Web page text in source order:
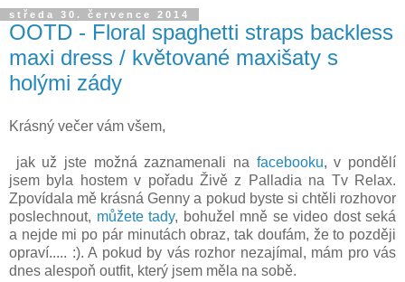
středa 30. července 2014
OOTD - Floral spaghetti straps backless
maxi dress / květované maxišaty s
holými zády
Krásný večer vám všem,
jak už jste možná zaznamenali na facebooku, v pondělí
jsem byla hostem v pořadu Živě z Palladia na Tv Relax.
Zpovídala mě krásná Genny a pokud byste si chtěli rozhovor
poslechnout, můžete tady, bohužel mně se video dost seká
a nejde mi po pár minutách obraz, tak doufám, že to později
opraví..... :). A pokud by vás rozhor nezajímal, mám pro vás
dnes alespoň outfit, který jsem měla na sobě.